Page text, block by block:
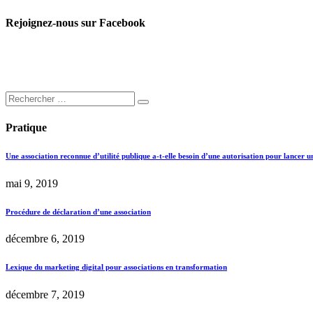
Rejoignez-nous sur Facebook
Pratique
Une association reconnue d’utilité publique a-t-elle besoin d’une autorisation pour lancer
mai 9, 2019
Procédure de déclaration d’une association
décembre 6, 2019
Lexique du marketing digital pour associations en transformation
décembre 7, 2019